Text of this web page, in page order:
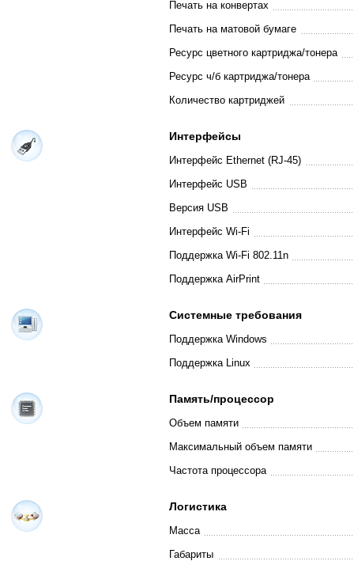
Печать на конвертах
Печать на матовой бумаге
Ресурс цветного картриджа/тонера
Ресурс ч/б картриджа/тонера
Количество картриджей
Интерфейсы
Интерфейс Ethernet (RJ-45)
Интерфейс USB
Версия USB
Интерфейс Wi-Fi
Поддержка Wi-Fi 802.11n
Поддержка AirPrint
Системные требования
Поддержка Windows
Поддержка Linux
Память/процессор
Объем памяти
Максимальный объем памяти
Частота процессора
Логистика
Масса
Габариты